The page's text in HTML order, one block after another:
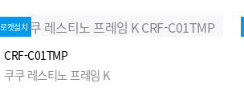
로켓설치
CRF-C01TMP
쿠쿠 레스티노 프레임 K